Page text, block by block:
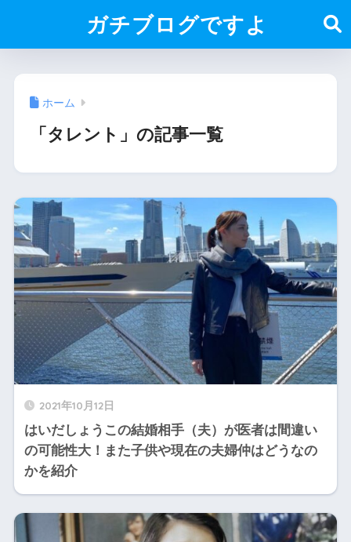
ガチブログですよ
ホーム
「タレント」の記事一覧
2021年10月12日
はいだしょうこの結婚相手（夫）が医者は間違い
の可能性大！また子供や現在の夫婦仲はどうなの
かを紹介